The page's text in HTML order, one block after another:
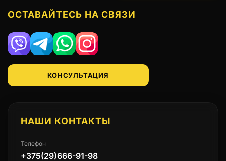
ОСТАВАЙТЕСЬ НА СВЯЗИ
Viber TelegramWhatsAppInstagram
КОНСУЛЬТАЦИЯ
НАШИ КОНТАКТЫ
Телефон
+375(29)666-91-98